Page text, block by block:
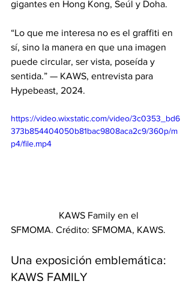
gigantes en Hong Kong, Seúl y Doha.
“Lo que me interesa no es el graffiti en
sí, sino la manera en que una imagen
puede circular, ser vista, poseída y
sentida.” — KAWS, entrevista para
Hypebeast, 2024.
https://video.wixstatic.com/video/3c0353_bd6
373b854404050b81bac9808aca2c9/360p/m
p4/file.mp4
SFMOMA. Crédito: SFMOMA, KAWS.
Una exposición emblemática:
KAWS FAMILY